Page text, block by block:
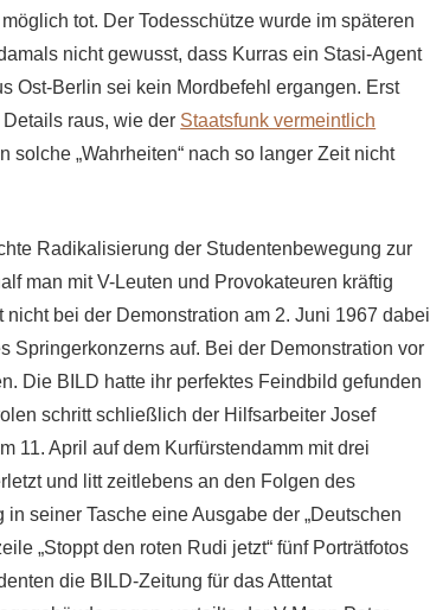
tot. Der Todesschütze wurde im späteren
nicht gewusst, dass Kurras ein Stasi-Agent
Ost-Berlin sei kein Mordbefehl ergangen. Erst
raus, wie der Staatsfunk vermeintlich
solche „Wahrheiten“ nach so langer Zeit nicht
Radikalisierung der Studentenbewegung zur
man mit V-Leuten und Provokateuren kräftig
bei der Demonstration am 2. Juni 1967 dabei
Springerkonzerns auf. Bei der Demonstration vor
Die BILD hatte ihr perfektes Feindbild gefunden
schritt schließlich der Hilfsarbeiter Josef
11. April auf dem Kurfürstendamm mit drei
und litt zeitlebens an den Folgen des
seiner Tasche eine Ausgabe der „Deutschen
„Stoppt den roten Rudi jetzt“ fünf Porträtfotos
die BILD-Zeitung für das Attentat